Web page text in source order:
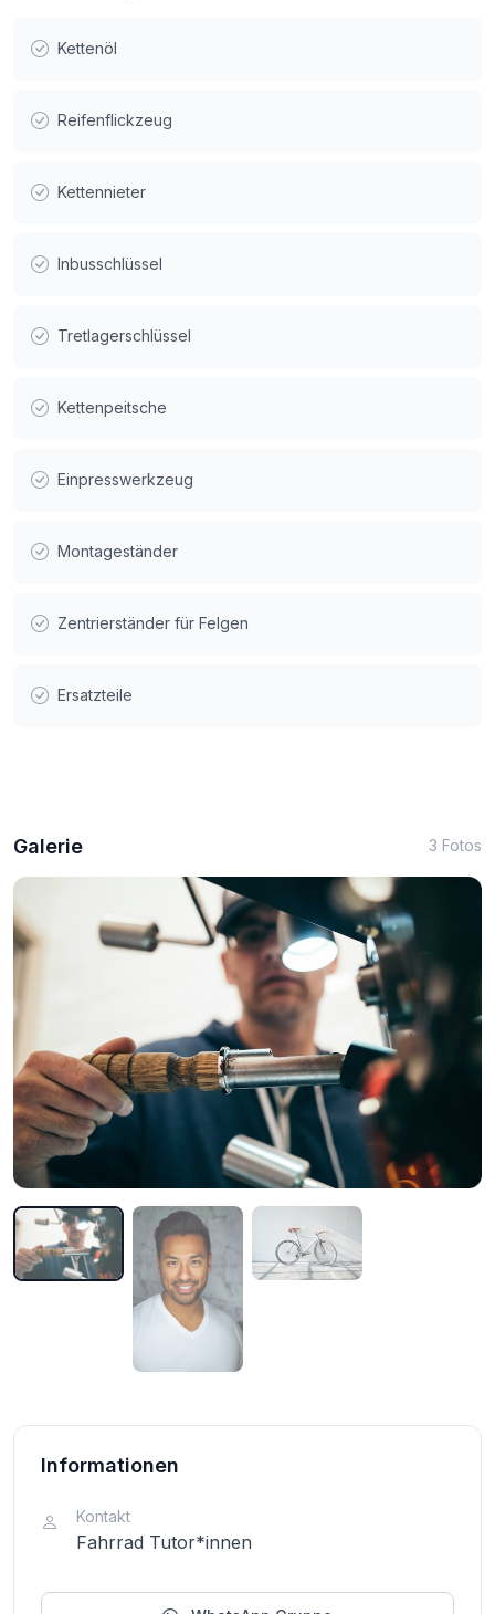
Kettenöl
Reifenflickzeug
Kettennieter
Inbusschlüssel
Tretlagerschlüssel
Kettenpeitsche
Einpresswerkzeug
Montageständer
Zentrierständer für Felgen
Ersatzteile
Galerie 3 Fotos
Informationen
Kontakt
Fahrrad Tutor*innen